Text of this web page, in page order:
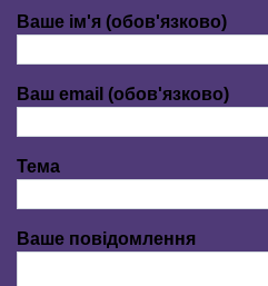
Ваше ім'я (обов'язково)
Ваш email (обов'язково)
Тема
Ваше повідомлення